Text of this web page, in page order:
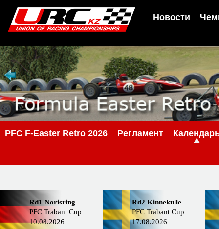
Новости
PFС F-Easter Retro 2026 Регламент
Rd1 Norisring
PFC Trabant Cup
10.08.2026
Rd2 Kinnekulle
PFC Trabant Cup
17.08.2026